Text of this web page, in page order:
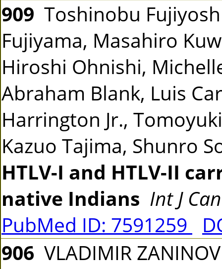
909 Toshinobu
Fujiyama, Masahiro
Hiroshi Ohnishi,
Abraham Blank, Luis
Harrington Jr.,
Kazuo Tajima, Shunro
HTLV-I and HTLV-II
native Indians Int J
PubMed ID: 7591259
906 VLADIMIR